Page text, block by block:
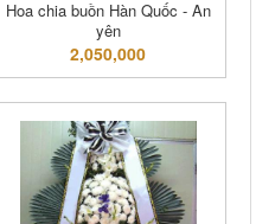
Hoa chia buồn Hàn Quốc - An
yên
2,050,000